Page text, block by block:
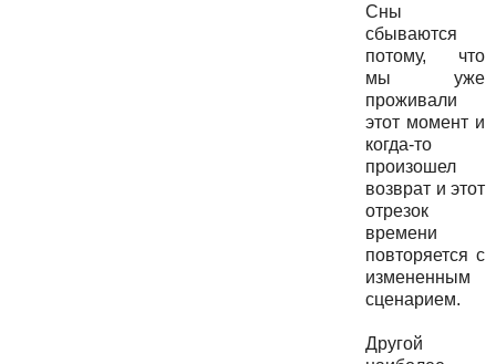
Сны
сбываются
потому, что
мы уже
проживали
этот момент и
когда-то
произошел
возврат и этот
отрезок
времени
повторяется с
измененным
сценарием.
Другой